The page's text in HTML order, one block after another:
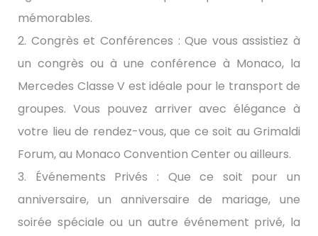
mémorables.
2. Congrès et Conférences : Que vous assistiez à
un congrès ou à une conférence à Monaco, la
Mercedes Classe V est idéale pour le transport de
groupes. Vous pouvez arriver avec élégance à
votre lieu de rendez-vous, que ce soit au Grimaldi
Forum, au Monaco Convention Center ou ailleurs.
3. Événements Privés : Que ce soit pour un
anniversaire, un anniversaire de mariage, une
soirée spéciale ou un autre événement privé, la